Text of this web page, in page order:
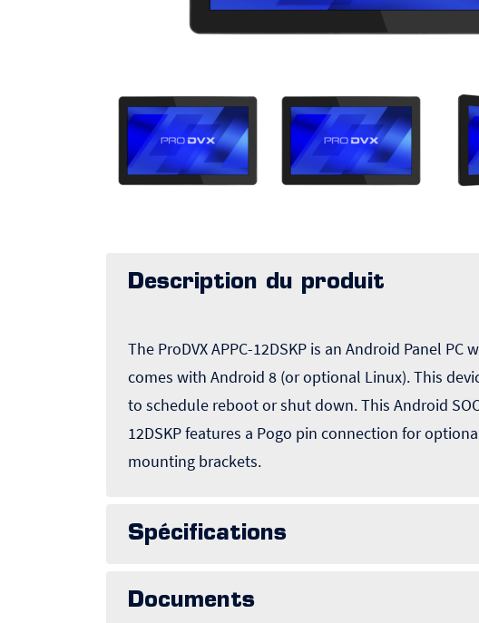
Description du produit
The ProDVX APPC-12DSKP is an Android Panel
comes with Android 8 (or optional Linux). This
to schedule reboot or shut down. This Android
12DSKP features a Pogo pin connection for
mounting brackets.
Spécifications
Documents